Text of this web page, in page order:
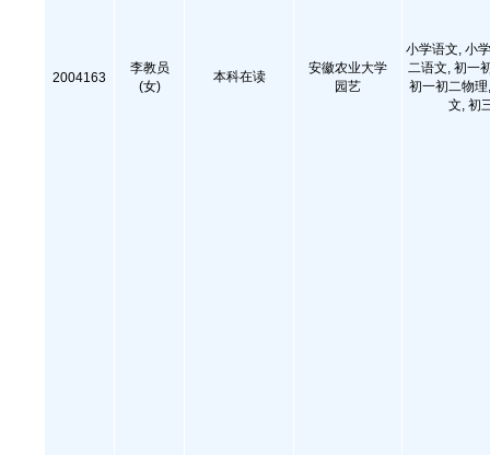
2004163
李教员
(女)
本科在读
安徽农业大学
园艺
小学语文, 小
二语文, 初一
初一初二物
文, 初